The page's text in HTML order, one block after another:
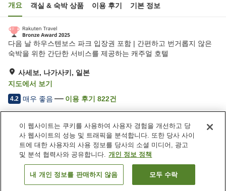
개요 객실 & 숙박 상품 이용 후기 기본 정보
다음 날 하우스텐보스 파크 입장권 포함 | 간편하고 번거롭지 않은
숙박을 위한 간단한 서비스를 제공하는 캐주얼 호텔
사세보, 나가사키, 일본
지도에서 보기
4.2 매우 좋음 이용 후기 822건
숙소 편의 시설/서비스
Wi-Fi
레스토랑
완전 금연
지정된 흡연 공간
일본 나가사키 사세보 호텔 로테르담 하우스텐보스
객실 보기
이 웹사이트는 쿠키를 사용하여 사용자 경험을 개선하고 당
사 웹사이트의 성능 및 트래픽을 분석합니다. 또한 당사 사이
트에 대한 사용자의 사용 정보를 당사의 소셜 미디어, 광고
및 분석 협력사와 공유합니다. 개인 정보 정책
내 개인 정보를 판매하지 않음 모두 수락